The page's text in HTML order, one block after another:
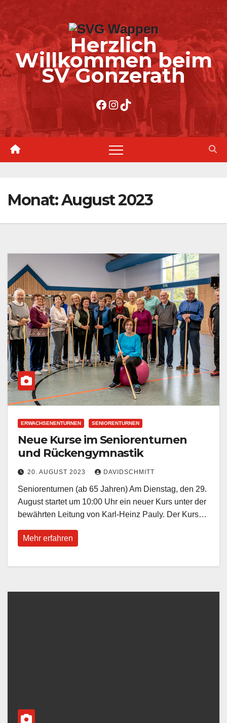
Zum
Inhalt
springen
Herzlich
Willkommen beim
SV Gonzerath
Facebook
Instagram
TikTok
Monat:August 2023
ERWACHSENENTURNEN SENIORENTURNEN
Neue Kurse im Seniorenturnen
und Rückengymnastik
20. AUGUST 2023 DAVIDSCHMITT
Seniorenturnen (ab 65 Jahren) Am Dienstag, den 29.
August startet um 10:00 Uhr ein neuer Kurs unter der
bewährten Leitung von Karl-Heinz Pauly. Der Kurs…
Mehr erfahren